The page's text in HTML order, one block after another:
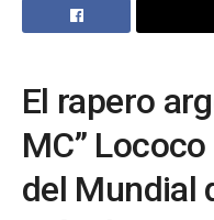
El rapero
MC”
del Mundial